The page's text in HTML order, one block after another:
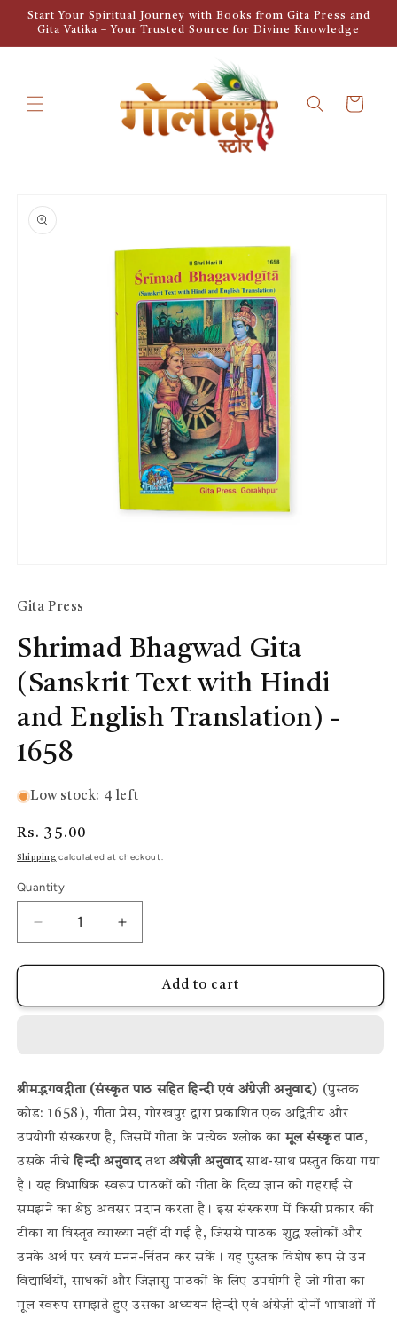
Skip to
content
Start Your Spiritual Journey with Books from Gita Press and
Gita Vatika – Your Trusted Source for Divine Knowledge
Cart
product
information
1Gita Press
Shrimad Bhagwad Gita
(Sanskrit Text with Hindi
and English Translation) -
1658
Low stock: 4 left
Regular
price
Rs. 35.00
Shipping calculated at checkout.
Quantity
Decrease
with
Hindi
and
English
Translation)
-
1658
Increase
Hindi
and
English
Translation)
-
1658
Add to cart
श्रीमद्भगवद्गीता (संस्कृत पाठ सहित हिन्दी एवं अंग्रेज़ी अनुवाद) (पुस्तक
कोड: 1658), गीता प्रेस, गोरखपुर द्वारा प्रकाशित एक अद्वितीय और
उपयोगी संस्करण है, जिसमें गीता के प्रत्येक श्लोक कामूल संस्कृत पाठ,
उसके नीचेहिन्दी अनुवादतथा अंग्रेज़ी अनुवादसाथ-साथ प्रस्तुत किया गया
है। यह त्रिभाषिक स्वरूप पाठकों को गीता के दिव्य ज्ञान को गहराई से
समझने का श्रेष्ठ अवसर प्रदान करता है। इस संस्करण में किसी प्रकार की
टीका या विस्तृत व्याख्या नहीं दी गई है, जिससे पाठक शुद्ध श्लोकों और
उनके अर्थ पर स्वयं मनन-चिंतन कर सकें। यह पुस्तक विशेष रूप से उन
विद्यार्थियों, साधकों और जिज्ञासु पाठकों के लिए उपयोगी है जो गीता का
मूल स्वरूप समझते हुए उसका अध्ययन हिन्दी एवं अंग्रेज़ी दोनों भाषाओं में